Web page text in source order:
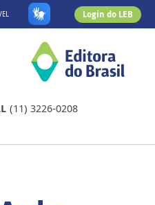
Login do LEB
(11) 3226-0208